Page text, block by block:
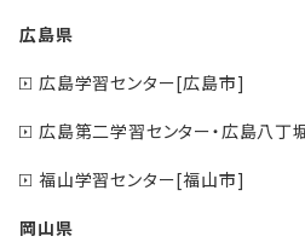
広島県
広島学習センター[広島市]
広島第二学習センター・広島八丁
福山学習センター[福山市]
岡山県